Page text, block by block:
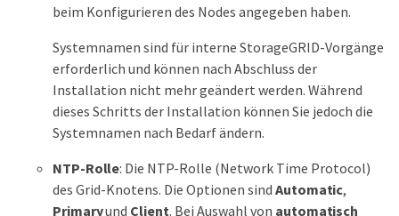
beim Konfigurieren des Nodes angegeben haben.
Systemnamen sind für interne StorageGRID-Vorgänge
erforderlich und können nach Abschluss der
Installation nicht mehr geändert werden. Während
dieses Schritts der Installation können Sie jedoch die
Systemnamen nach Bedarf ändern.
NTP-Rolle: Die NTP-Rolle (Network Time Protocol)
des Grid-Knotens. Die Optionen sind Automatic,
Primaryund Client. Bei Auswahl von automatisch